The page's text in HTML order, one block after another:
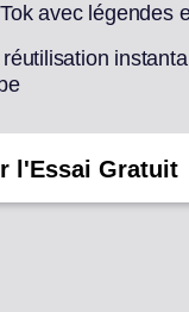
avec légendes
l'Essai Gratuit